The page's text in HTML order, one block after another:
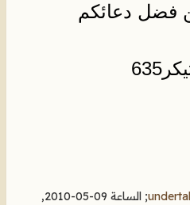
فضل دعائكم
; الساعة
09-05-2010,